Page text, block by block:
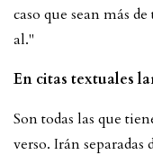
caso que sean más
al."
En citas textuales
Son todas las que
verso. Irán